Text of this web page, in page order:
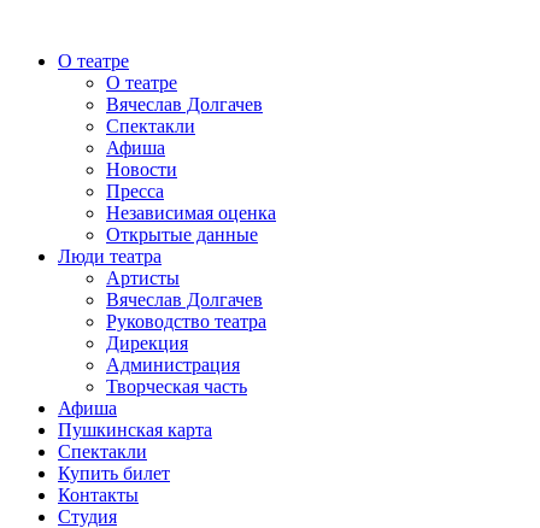
О театре
О театре
Вячеслав Долгачев
Спектакли
Афиша
Новости
Пресса
Независимая оценка
Открытые данные
Люди театра
Артисты
Вячеслав Долгачев
Руководство театра
Дирекция
Администрация
Творческая часть
Афиша
Пушкинская карта
Спектакли
Купить билет
Контакты
Студия